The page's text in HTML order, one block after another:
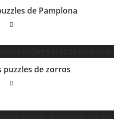
de Pamplona
puzzles de zorros